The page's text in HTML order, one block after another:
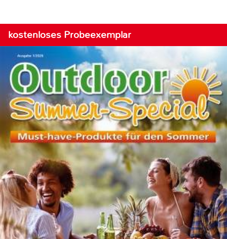
kostenloses Probeexemplar